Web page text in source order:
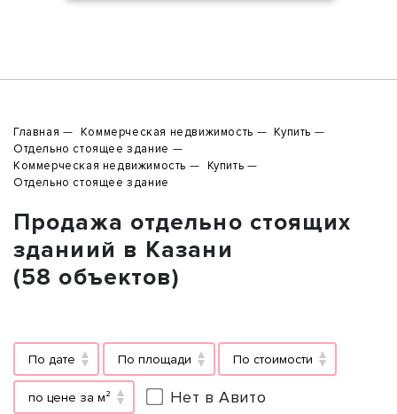
Главная Коммерческая недвижимость
Купить
Отдельно стоящее здание
Коммерческая недвижимость
Купить
Отдельно стоящее здание
Продажа отдельно стоящих
зданиий в Казани
(58 объектов)
По дате По площади По стоимости
по цене за м² Нет в Авито